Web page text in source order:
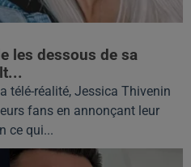
les dessous de sa
télé-réalité, Jessica Thivenin
fans en annonçant leur
ce qui...